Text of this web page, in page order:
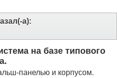
а):
на базе типового
панелью и корпусом.